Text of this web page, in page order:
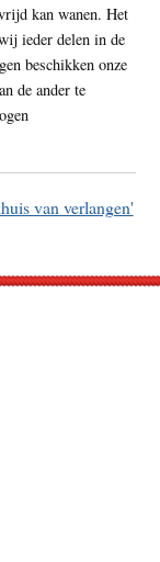
kan wanen. Het
ieder delen in de
beschikken onze
de ander te
van verlangen'